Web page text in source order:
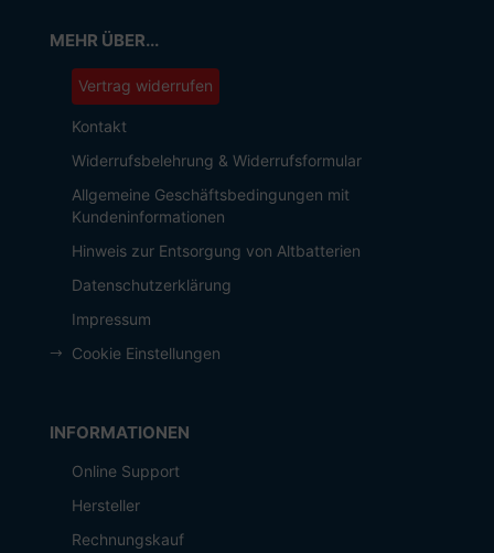
MEHR ÜBER...
Vertrag widerrufen
Kontakt
Widerrufsbelehrung & Widerrufsformular
Allgemeine Geschäftsbedingungen mit
Kundeninformationen
Hinweis zur Entsorgung von Altbatterien
Datenschutzerklärung
Impressum
Cookie Einstellungen
INFORMATIONEN
Online Support
Hersteller
Rechnungskauf